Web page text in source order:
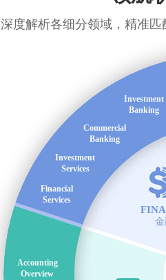
深度解析各细分领域，精准匹
金
Financial
Services
Investment
Services
Investment
Banking
Commercial
Banking
Accounting
Overview